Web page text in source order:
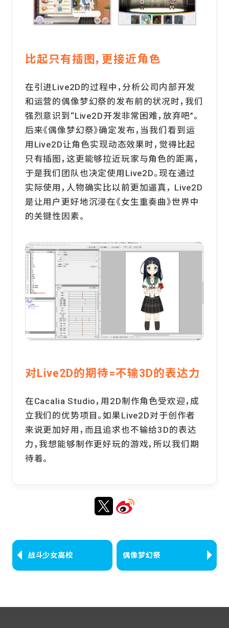
比起只有插图，更接近角色
在引进Live2D的过程中，分析公司内部开发
和运营的偶像梦幻祭的发布前的状况时，我们
强烈意识到“Live2D开发非常困难，放弃吧”。
后来《偶像梦幻祭》确定发布，当我们看到运
用Live2D让角色实现动态效果时，觉得比起
只有插图，这更能够拉近玩家与角色的距离，
于是我们团队也决定使用Live2D。现在通过
实际使用，人物确实比以前更加逼真， Live2D
是让用户更好地沉浸在《女生重奏曲》世界中
的关键性因素。
对Live2D的期待=不输3D的表达力
在Cacalia Studio，用2D制作角色受欢迎，成
立我们的优势项目。如果Live2D对于创作者
来说更加好用，而且追求也不输给3D的表达
力，我想能够制作更好玩的游戏，所以我们期
待着。
战斗少女高校 偶像梦幻祭